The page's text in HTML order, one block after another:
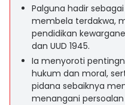
Palguna hadir
membela terdakwa,
pendidikan
dan UUD 1945.
Ia menyoroti
hukum dan moral,
pidana sebaiknya
menangani persoalan